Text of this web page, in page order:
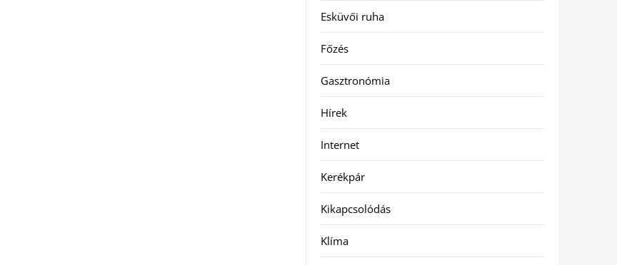
Esküvői ruha
Főzés
Gasztronómia
Hírek
Internet
Kerékpár
Kikapcsolódás
Klíma